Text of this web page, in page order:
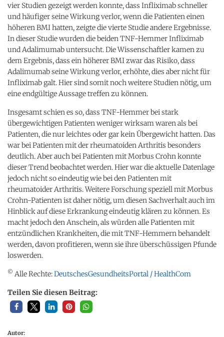
vier Studien gezeigt werden konnte, dass Infliximab schneller
und häufiger seine Wirkung verlor, wenn die Patienten einen
höheren BMI hatten, zeigte die vierte Studie andere Ergebnisse.
In dieser Studie wurden die beiden TNF-Hemmer Infliximab
und Adalimumab untersucht. Die Wissenschaftler kamen zu
dem Ergebnis, dass ein höherer BMI zwar das Risiko, dass
Adalimumab seine Wirkung verlor, erhöhte, dies aber nicht für
Infliximab galt. Hier sind somit noch weitere Studien nötig, um
eine endgültige Aussage treffen zu können.
Insgesamt schien es so, dass TNF-Hemmer bei stark
übergewichtigen Patienten weniger wirksam waren als bei
Patienten, die nur leichtes oder gar kein Übergewicht hatten. Das
war bei Patienten mit der rheumatoiden Arthritis besonders
deutlich. Aber auch bei Patienten mit Morbus Crohn konnte
dieser Trend beobachtet werden. Hier war die aktuelle Datenlage
jedoch nicht so eindeutig wie bei den Patienten mit
rheumatoider Arthritis. Weitere Forschung speziell mit Morbus
Crohn-Patienten ist daher nötig, um diesen Sachverhalt auch im
Hinblick auf diese Erkrankung eindeutig klären zu können. Es
macht jedoch den Anschein, als würden alle Patienten mit
entzündlichen Krankheiten, die mit TNF-Hemmern behandelt
werden, davon profitieren, wenn sie ihre überschüssigen Pfunde
loswerden.
© Alle Rechte:DeutschesGesundheitsPortal / HealthCom
Teilen Sie diesen Beitrag:
Autor: